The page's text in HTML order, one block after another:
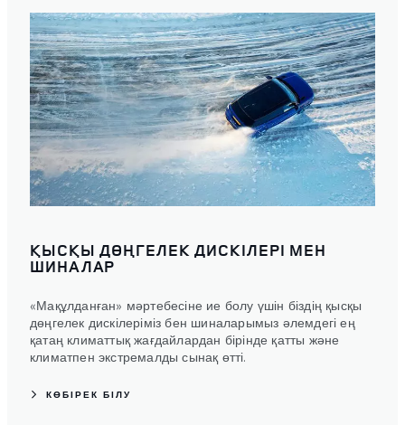
ҚЫСҚЫ ДӨҢГЕЛЕК ДИСКІЛЕРІ МЕН
ШИНАЛАР
«Мақұлданған» мәртебесіне ие болу үшін біздің қысқы
дөңгелек дискілеріміз бен шиналарымыз әлемдегі ең
қатаң климаттық жағдайлардан бірінде қатты және
климатпен экстремалды сынақ өтті.
КӨБІРЕК БІЛУ